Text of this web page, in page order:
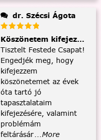
dr. Szécsi Ágota
Köszönetem kifejezése
Tisztelt Festede Csapat!
Engedjék meg, hogy
kifejezzem
köszönetemet az évek
óta tartó jó
tapasztalataim
kifejezésére, valamint
problémám
feltárásár...More